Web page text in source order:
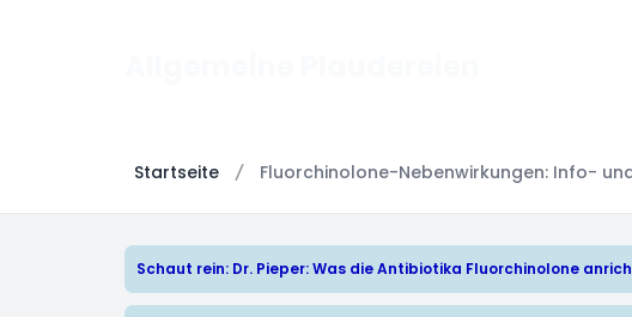
Startseite Fluorchinolone-Nebenwirkungen: Info-
Schaut rein: Dr. Pieper: Was die Antibiotika Fluorchinolone